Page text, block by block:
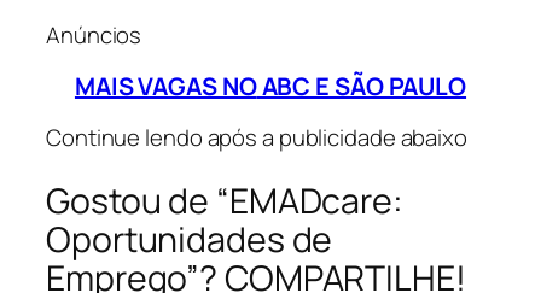
Anúncios
MAIS VAGAS NOABC E SÃO PAULO
Continue lendo após a publicidade abaixo
Gostou de “EMADcare:
Oportunidades de
Emprego”? COMPARTILHE!